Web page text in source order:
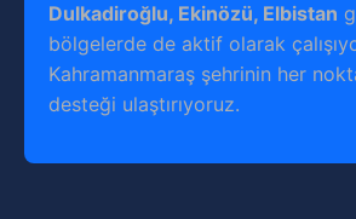
Dulkadiroğlu, Ekinözü, Elbistan
bölgelerde de aktif olarak
Kahramanmaraş şehrinin her
desteği ulaştırıyoruz.